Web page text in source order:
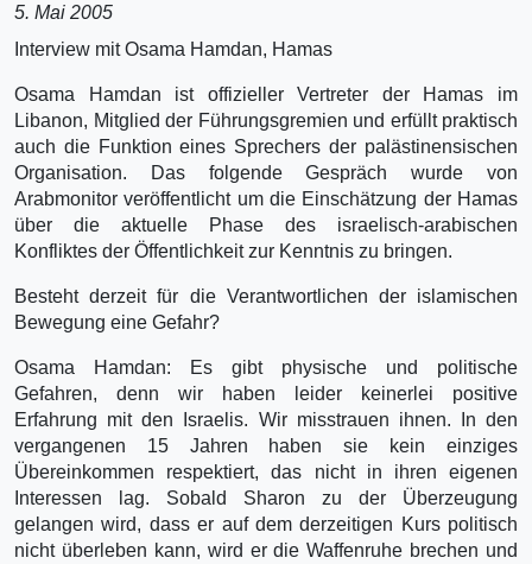
5. Mai 2005
Interview mit Osama Hamdan, Hamas
Osama Hamdan ist offizieller Vertreter der Hamas im
Libanon, Mitglied der Führungsgremien und erfüllt praktisch
auch die Funktion eines Sprechers der palästinensischen
Organisation. Das folgende Gespräch wurde von
Arabmonitor veröffentlicht um die Einschätzung der Hamas
über die aktuelle Phase des israelisch-arabischen
Konfliktes der Öffentlichkeit zur Kenntnis zu bringen.
Besteht derzeit für die Verantwortlichen der islamischen
Bewegung eine Gefahr?
Osama Hamdan: Es gibt physische und politische
Gefahren, denn wir haben leider keinerlei positive
Erfahrung mit den Israelis. Wir misstrauen ihnen. In den
vergangenen 15 Jahren haben sie kein einziges
Übereinkommen respektiert, das nicht in ihren eigenen
Interessen lag. Sobald Sharon zu der Überzeugung
gelangen wird, dass er auf dem derzeitigen Kurs politisch
nicht überleben kann, wird er die Waffenruhe brechen und